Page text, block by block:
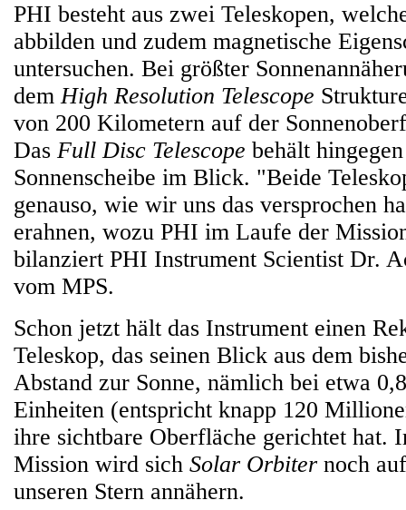
PHI besteht aus zwei Teleskopen,
abbilden und zudem magnetische
untersuchen. Bei größter
demHigh Resolution Telescope
von 200 Kilometern auf der
Das Full Disc Telescope behält
Sonnenscheibe im Blick. "Beide
genauso, wie wir uns das versprochen
erahnen, wozu PHI im Laufe der
bilanziert PHI Instrument Scientist Dr.
vom MPS.
Schon jetzt hält das Instrument einen
Teleskop, das seinen Blick aus dem
Abstand zur Sonne, nämlich bei etwa
Einheiten (entspricht knapp 120
ihre sichtbare Oberfläche gerichtet hat.
Mission wird sich Solar Orbiter noch
unseren Stern annähern.